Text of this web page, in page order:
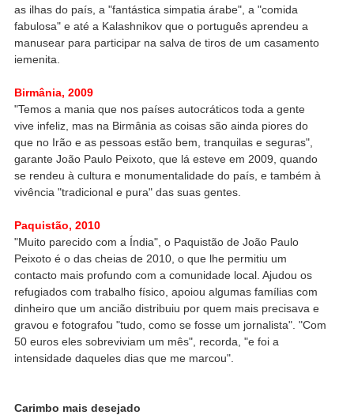
as ilhas do país, a "fantástica simpatia árabe", a "comida
fabulosa" e até a Kalashnikov que o português aprendeu a
manusear para participar na salva de tiros de um casamento
iemenita.
Birmânia, 2009
"Temos a mania que nos países autocráticos toda a gente
vive infeliz, mas na Birmânia as coisas são ainda piores do
que no Irão e as pessoas estão bem, tranquilas e seguras",
garante João Paulo Peixoto, que lá esteve em 2009, quando
se rendeu à cultura e monumentalidade do país, e também à
vivência "tradicional e pura" das suas gentes.
Paquistão, 2010
"Muito parecido com a Índia", o Paquistão de João Paulo
Peixoto é o das cheias de 2010, o que lhe permitiu um
contacto mais profundo com a comunidade local. Ajudou os
refugiados com trabalho físico, apoiou algumas famílias com
dinheiro que um ancião distribuiu por quem mais precisava e
gravou e fotografou "tudo, como se fosse um jornalista". "Com
50 euros eles sobreviviam um mês", recorda, "e foi a
intensidade daqueles dias que me marcou".
Carimbo mais desejado